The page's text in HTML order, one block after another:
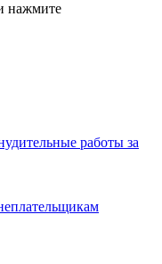
нажмите
работы за